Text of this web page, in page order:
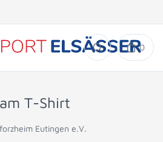
0
T-Shirt
Eutingen e.V.